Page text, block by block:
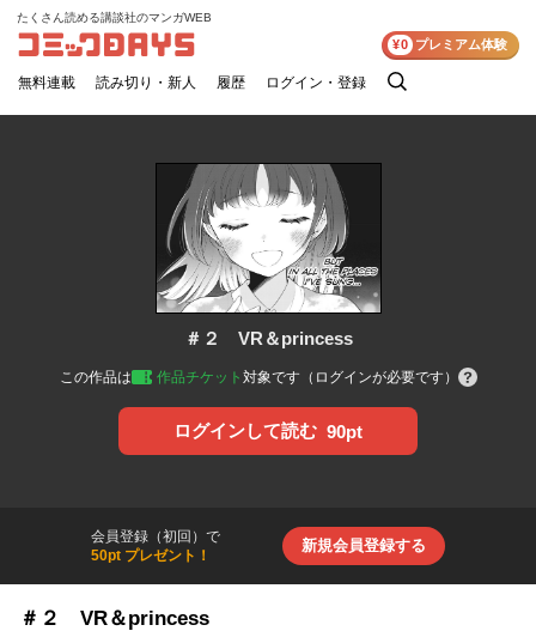
コミックDAYS
たくさん読める講談社のマンガWEB
無料連載 読み切り・新人 履歴 ログイン・登録
検
¥0 プレミアム体験
＃２ VR＆princess
この作品は 作品チケット 対象です（ログインが必要です）
ログインして読む 90pt
会員登録（初回）で
50pt プレゼント！
新規会員登録する
＃２ VR＆princess